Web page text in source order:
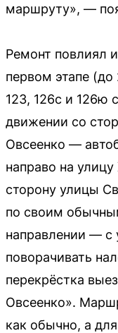
маршруту», —
Ремонт повлиял
первом этапе
123, 126с и 126ю
движении со
Овсеенко —
направо на
сторону улицы
по своим
направлении — с
поворачивать
перекрёстка
Овсеенко».
как обычно, а